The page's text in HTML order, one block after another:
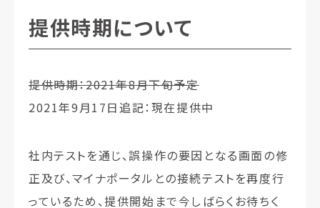
提供時期について
提供時期：2021年8月下旬予定
2021年9月17日追記：現在提供中
社内テストを通じ、誤操作の要因となる画面の修
正及び、マイナポータルとの接続テストを再度行
っているため、提供開始まで今しばらくお待ちく